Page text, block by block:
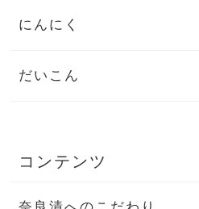
にんにく
だいこん
コンテンツ